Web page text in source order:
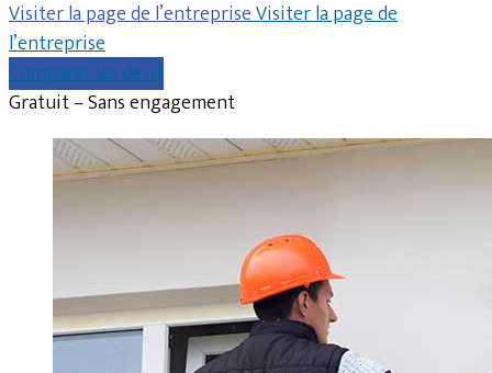
Visiter la page de l’entrepriseVisiter la page de
l’entreprise
Comparer les devis
Gratuit – Sans engagement